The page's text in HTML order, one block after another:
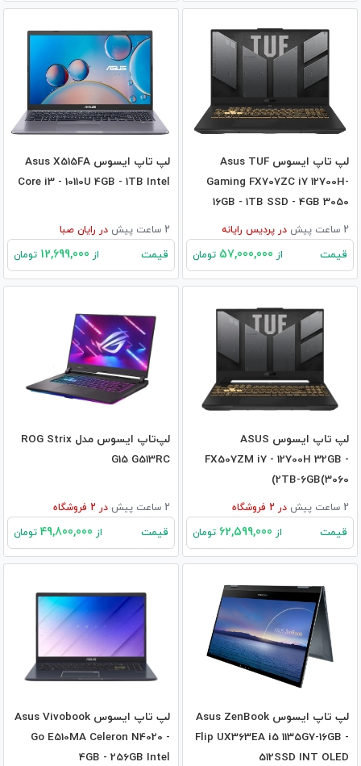
لپ تاپ ایسوس Asus TUF
Gaming FX707ZC i7 12700H-
16GB - 1TB SSD - 4GB 3050
2 ساعت پیش در پردیس رایانه
قیمت از تومان
لپ تاپ ایسوس Asus X515FA
Core i3 - 10110U 4GB - 1TB Intel
2 ساعت پیش در رایان صبا
قیمت از تومان
لپ تاپ ایسوس ASUS
FX507ZM i7 - 12700H 32GB -
2TB-6GB(3060)
2 ساعت پیش در فروشگاه
قیمت از تومان
لپ‌تاپ ایسوس مدل ROG Strix
G15 G513RC
2 ساعت پیش در فروشگاه
قیمت از تومان
لپ تاپ ایسوس Asus ZenBook
Flip UX363EA i5 1135G7-16GB -
512SSD INT OLED
لپ تاپ ایسوس Asus Vivobook
Go E510MA Celeron N4020 -
4GB - 256GB Intel